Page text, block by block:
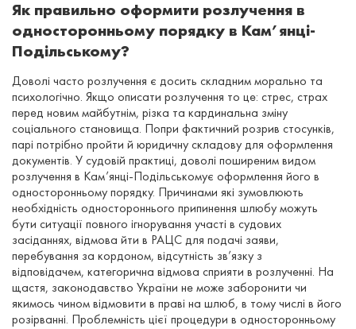
Як правильно оформити розлучення в
односторонньому порядку в Кам’янці-
Подільському?
Доволі часто розлучення є досить складним морально та
психологічно. Якщо описати розлучення то це: стрес, страх
перед новим майбутнім, різка та кардинальна зміну
соціального становища. Попри фактичний розрив стосунків,
парі потрібно пройти й юридичну складову для оформлення
документів. У судовій практиці, доволі поширеним видом
розлучення в Кам’янці-Подільськомує оформлення його в
односторонньому порядку. Причинами які зумовлюють
необхідність одностороннього припинення шлюбу можуть
бути ситуації повного ігнорування участі в судових
засіданнях, відмова йти в РАЦС для подачі заяви,
перебування за кордоном, відсутність зв’язку з
відповідачем, категорична відмова сприяти в розлученні. На
щастя, законодавство України не може заборонити чи
якимось чином відмовити в праві на шлюб, в тому числі в його
розірванні. Проблемність цієї процедури в односторонньому